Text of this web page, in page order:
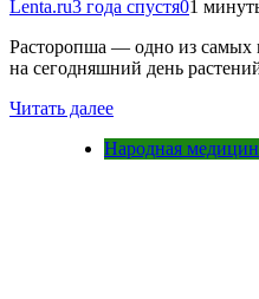
Lenta.ru3 года спустя01
Расторопша — одно из самых
на сегодняшний день
Читать далее
Народная